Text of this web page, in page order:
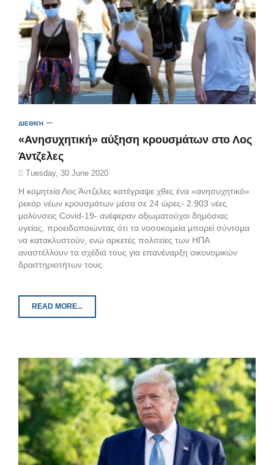
ΔΙΕΘΝΉ
«Ανησυχητική» αύξηση κρουσμάτων στο Λος
Άντζελες
Tuesday, 30 June 2020
Η κομητεία Λος Άντζελες κατέγραψε χθες ένα «ανησυχητικό»
ρεκόρ νέων κρουσμάτων μέσα σε 24 ώρες- 2.903 νέες
μολύνσεις Covid-19- ανέφεραν αξιωματούχοι δημόσιας
υγείας, προειδοποιώντας ότι τα νοσοκομεία μπορεί σύντομα
να κατακλυστούν, ενώ αρκετές πολιτείες των ΗΠΑ
αναστέλλουν τα σχέδιά τους για επανέναρξη οικονομικών
δραστηριοτήτων τους.
READ MORE...